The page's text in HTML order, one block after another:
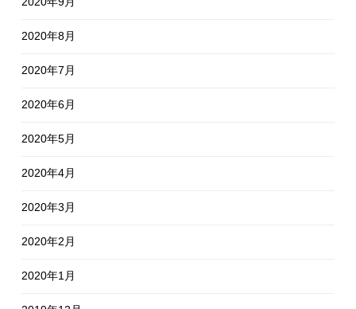
2020年8月
2020年7月
2020年6月
2020年5月
2020年4月
2020年3月
2020年2月
2020年1月